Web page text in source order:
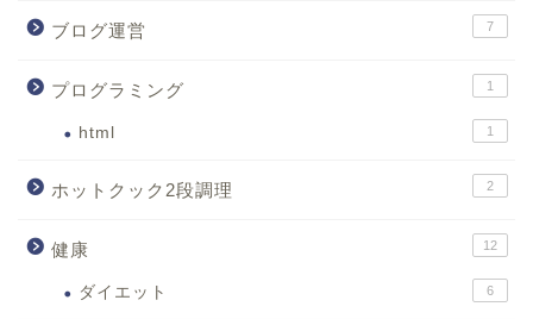
ブログ運営 7
プログラミング 1
html 1
ホットクック2段調理 2
健康 12
ダイエット 6